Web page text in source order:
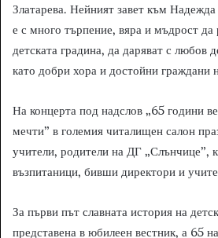
Златарева. Нейният завет към
е с много търпение, вяра и мъдрост да
детската градина, да даряват с любов
като добри хора и достойни граждани
На концерта под надслов „65 години
мечти” в големия читалищен салон
учители, родители на ДГ „Слънчице”,
възпитаници, бивши директори и
За първи път славната история на
представена в юбилеен вестник, а 65